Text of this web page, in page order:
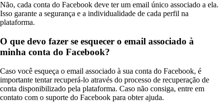
Não, cada conta do Facebook deve ter um email único associado a ela.
Isso garante a segurança e a individualidade de cada perfil na
plataforma.
O que devo fazer se esquecer o email associado à
minha conta do Facebook?
Caso você esqueça o email associado à sua conta do Facebook, é
importante tentar recuperá-lo através do processo de recuperação de
conta disponibilizado pela plataforma. Caso não consiga, entre em
contato com o suporte do Facebook para obter ajuda.